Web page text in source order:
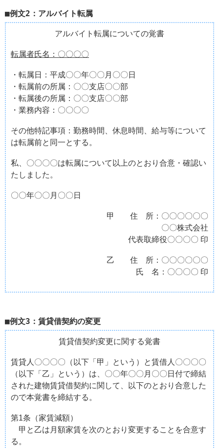
例文2：アルバイト転属
アルバイト転属についての覚書
転属者氏名：〇〇〇〇
・転属日：平成〇〇年〇〇月〇〇日
・転属前の所属：〇〇支店〇〇部
・転属後の所属：〇〇支店〇〇部
・業務内容：〇〇〇〇
その他特記事項：勤務時間、休息時間、給与等について
は転属前と同一とする。
私、〇〇〇〇は転属について以上のとおり合意・確認い
たしました。
〇〇年〇〇月〇〇日
甲 住 所：〇〇〇〇〇〇
〇〇株式会社
代表取締役〇〇〇〇 印
乙 住 所：〇〇〇〇〇〇
氏 名：〇〇〇〇 印
例文3：賃貸借契約の変更
賃貸借契約変更に関する覚書
賃貸人〇〇〇〇（以下「甲」という）と賃借人〇〇〇〇
（以下「乙」という）は、〇〇年〇〇月〇〇日付で締結
された建物賃貸借契約に関して、以下のとおり合意した
ので本覚書を締結する。
第1条（家賃減額）
甲と乙は月額家賃を次のとおり変更することを合意す
る。